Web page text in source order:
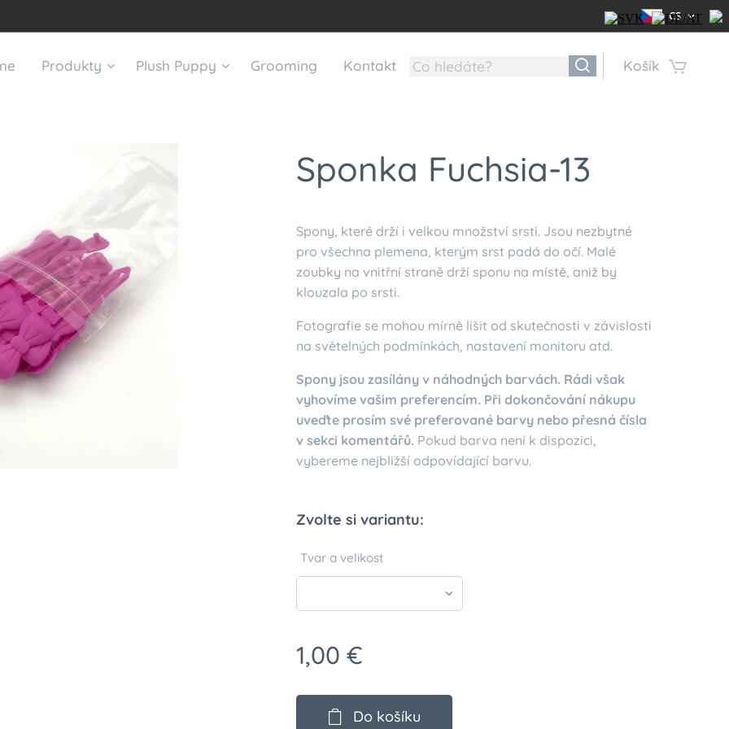
CS
Produkty Plush Puppy Grooming Kontakt Košík
Sponka Fuchsia-13
Spony, které drží i velkou množství srsti. Jsou nezbytné
pro všechna plemena, kterým srst padá do očí. Malé
zoubky na vnitřní straně drží sponu na místě, aniž by
klouzala po srsti.
Fotografie se mohou mírně lišit od skutečnosti v závislosti
na světelných podmínkách, nastavení monitoru atd.
Spony jsou zasílány v náhodných barvách. Rádi však
vyhovíme vašim preferencím. Při dokončování nákupu
uveďte prosím své preferované barvy nebo přesná čísla
v sekci komentářů. Pokud barva není k dispozici,
vybereme nejbližší odpovídající barvu.
Zvolte si variantu:
Tvar a velikost
1,00 €
Do košíku